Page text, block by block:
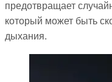
предотвращает
который может быть
дыхания.